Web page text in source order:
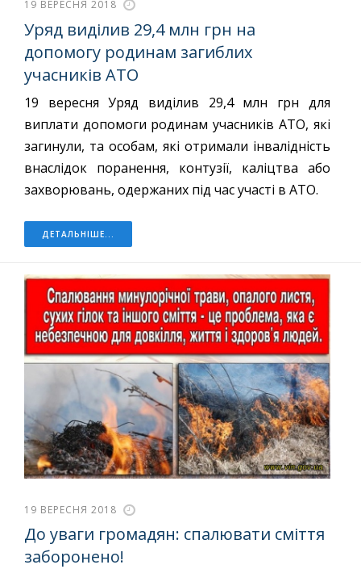
19 ВЕРЕСНЯ 2018
Уряд виділив 29,4 млн грн на
допомогу родинам загиблих
учасників АТО
19 вересня Уряд виділив 29,4 млн грн для
виплати допомоги родинам учасників АТО, які
загинули, та особам, які отримали інвалідність
внаслідок поранення, контузії, каліцтва або
захворювань, одержаних під час участі в АТО.
ДЕТАЛЬНІШЕ...
19 ВЕРЕСНЯ 2018
До уваги громадян: спалювати сміття
заборонено!